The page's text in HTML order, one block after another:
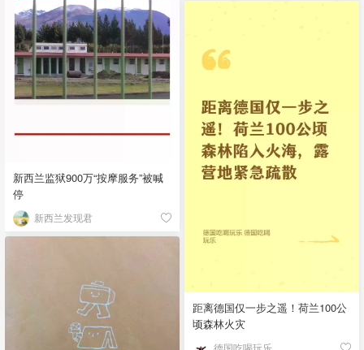
新西兰监狱900万“按摩服务”被喊
停
新西兰发现君
距离德国仅一步之遥！荷兰100公
顷森林火灾
德国吃喝玩乐